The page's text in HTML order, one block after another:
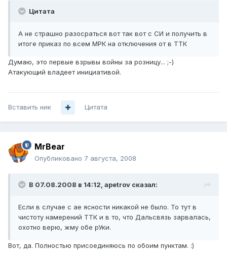
Цитата
А не страшно разосраться вот так вот с СИ и получить в
итоге приказ по всем МРК на отключения от в ТТК
Думаю, это первые взрывы войны за розницу... ;-)
Атакующий владеет инициативой.
Вставить ник Цитата
MrBear
Опубликовано 7 августа, 2008
В 07.08.2008 в 14:12, apetrov сказал:
Если в случае с ae ясности никакой не было. То тут в
чистоту намерений ТТК и в то, что Дальсвязь зарвалась,
охотно верю, жму обе рУки.
Вот, да. Полностью присоединяюсь по обоим пунктам. :)